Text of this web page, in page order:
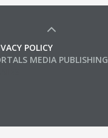
POLICY
MEDIA PUBLISHING